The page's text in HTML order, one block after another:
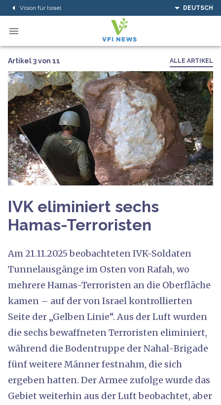
Vision für Israel DEUTSCH
Artikel 3 von 11 ALLE ARTIKEL
IVK eliminiert sechs
Hamas-Terroristen
Am 21.11.2025 beobachteten IVK-Soldaten
Tunnelausgänge im Osten von Rafah, wo
mehrere Hamas-Terroristen an die Oberfläche
kamen – auf der von Israel kontrollierten
Seite der „Gelben Linie“. Aus der Luft wurden
die sechs bewaffneten Terroristen eliminiert,
während die Bodentruppe der Nahal-Brigade
fünf weitere Männer festnahm, die sich
ergeben hatten. Der Armee zufolge wurde das
Gebiet weiterhin aus der Luft beobachtet, aber